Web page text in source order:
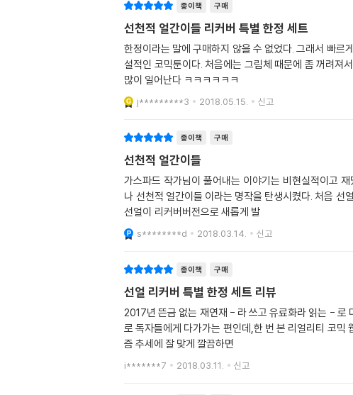
종이책 구매
선천적 얼간이들 리커버 특별 한정 세트
한정이라는 말에 구매하지 않을 수 없었다. 그래서 빠르
설적인 코믹툰이다. 처음에는 그림체 때문에 좀 꺼려져
많이 일어난다 ㅋㅋㅋㅋㅋㅋ
j*********3 2018.05.15. 신고
종이책 구매
선천적 얼간이들
가스파드 작가님이 풀어내는 이야기는 비현실적이고
나 선천적 얼간이들 이라는 명작을 탄생시켰다. 처음 선
선얼이 리커버버전으로 새롭게 발
s********d 2018.03.14. 신고
종이책 구매
선얼 리커버 특별 한정 세트 리뷰
2017년 뜬금 없는 재연재 - 라 쓰고 유료화라 읽는 - 로
로 독자들에게 다가가는 편인데,한 번 본 리얼리티 코믹
즘 추세에 잘 맞게 깔끔하면
i*******7 2018.03.11. 신고